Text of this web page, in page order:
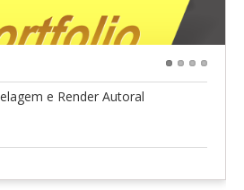
e Render Autoral